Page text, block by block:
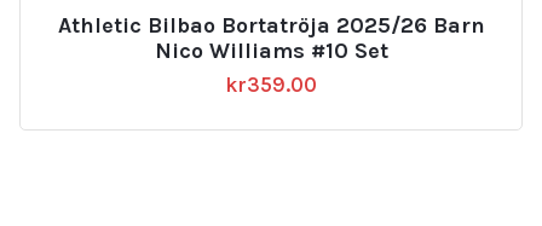
Athletic Bilbao Bortatröja 2025/26 Barn
Nico Williams #10 Set
kr359.00